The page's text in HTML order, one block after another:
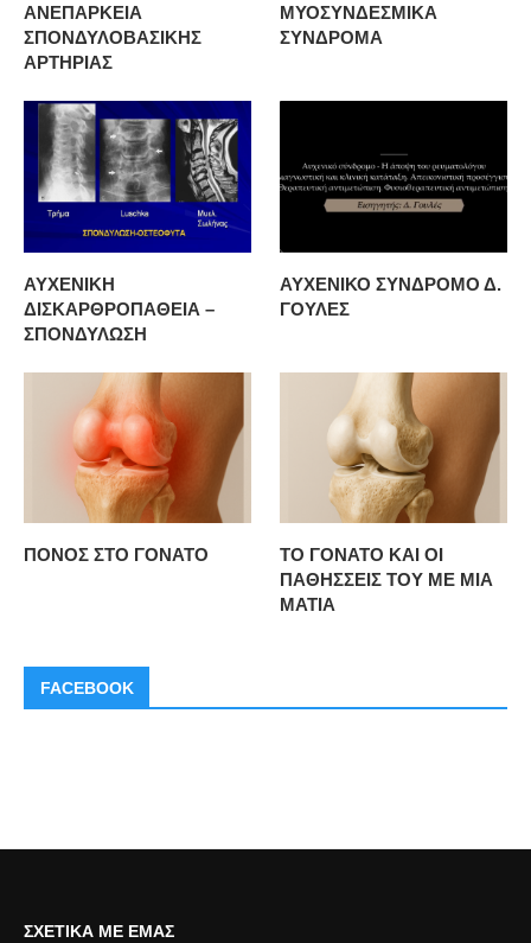
ΑΝΕΠΑΡΚΕΙΑ
ΣΠΟΝΔΥΛΟΒΑΣΙΚΗΣ
ΑΡΤΗΡΙΑΣ
ΜΥΟΣΥΝΔΕΣΜΙΚΑ
ΣΥΝΔΡΟΜΑ
ΑΥΧΕΝΙΚΗ
ΔΙΣΚΑΡΘΡΟΠΑΘΕΙΑ –
ΣΠΟΝΔΥΛΩΣΗ
ΑΥΧΕΝΙΚΟ ΣΥΝΔΡΟΜΟ Δ.
ΓΟΥΛΕΣ
ΠΟΝΟΣ ΣΤΟ ΓΟΝΑΤΟ
ΤΟ ΓΟΝΑΤΟ ΚΑΙ ΟΙ
ΠΑΘΗΣΣΕΙΣ ΤΟΥ ΜΕ ΜΙΑ
ΜΑΤΙΑ
FACEBOOK
ΣΧΕΤΙΚΆ ΜΕ ΕΜΆΣ